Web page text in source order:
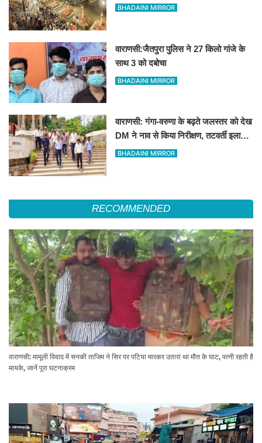
विश्वप्रसिद्ध महाआरती का स्थान
BHADAINI MIRROR
वाराणसी:जैतपुरा पुलिस ने 27 किलो गांजे के
साथ 3 को दबोचा
BHADAINI MIRROR
वाराणसी: गंगा-वरुणा के बढ़ते जलस्तर को देख
DM ने नाव से किया निरीक्षण, तटवर्ती इलाकों
के लिए अलर्ट जारी
BHADAINI MIRROR
RECOMMENDED
वाराणसी: मामूली विवाद में सनकी ताजिम ने सिर पर पटिया मारकर उतारा था मौत के घाट, पत्नी रहती है
मायके, जानें पूरा घटनाक्रम